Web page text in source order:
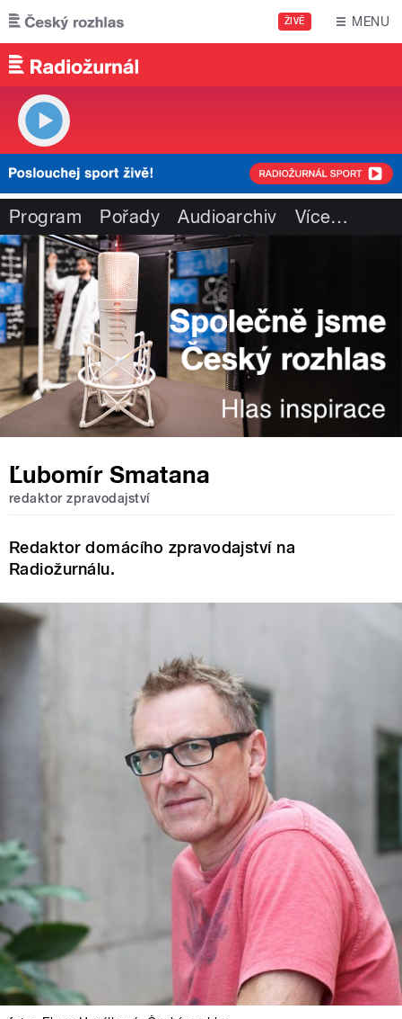
Přejít k hlavnímu obsahu
ŽIVĚ MENU
Program Pořady Audioarchiv Více…
Ľubomír Smatana
redaktor zpravodajství
Redaktor domácího zpravodajství na
Radiožurnálu.